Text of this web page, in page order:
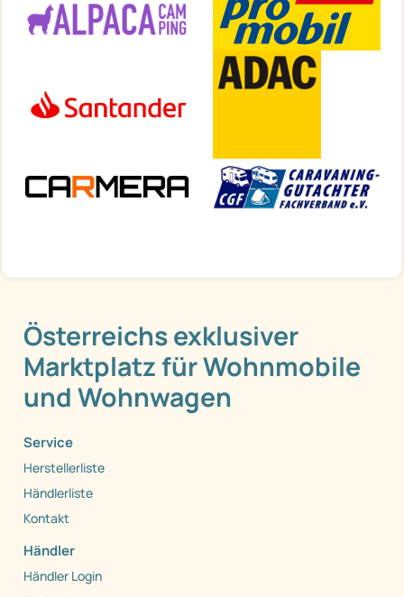
Österreichs exklusiver
Marktplatz für Wohnmobile
und Wohnwagen
Service
Herstellerliste
Händlerliste
Kontakt
Händler
Händler Login